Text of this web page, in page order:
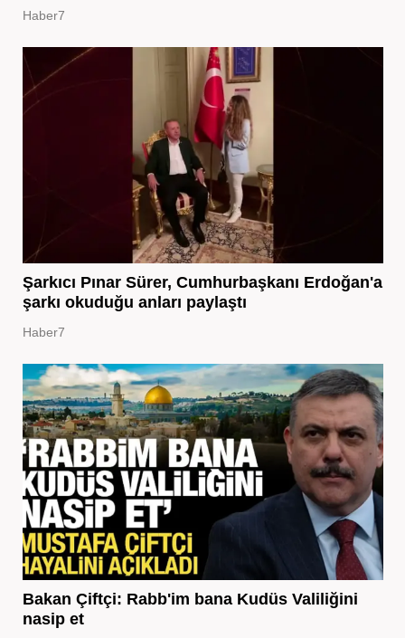
Haber7
Şarkıcı Pınar Sürer, Cumhurbaşkanı Erdoğan'a
şarkı okuduğu anları paylaştı
Haber7
Bakan Çiftçi: Rabb'im bana Kudüs Valiliğini
nasip et